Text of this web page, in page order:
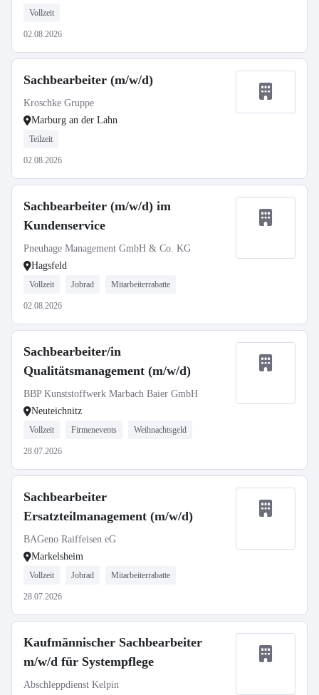
Vollzeit
02.08.2026
Sachbearbeiter (m/w/d)
Kroschke Gruppe
Marburg an der Lahn
Teilzeit
02.08.2026
Sachbearbeiter (m/w/d) im
Kundenservice
Pneuhage Management GmbH & Co. KG
Hagsfeld
Vollzeit Jobrad Mitarbeiterrabatte
02.08.2026
Sachbearbeiter/in
Qualitätsmanagement (m/w/d)
BBP Kunststoffwerk Marbach Baier GmbH
Neuteichnitz
Vollzeit Firmenevents Weihnachtsgeld
28.07.2026
Sachbearbeiter
Ersatzteilmanagement (m/w/d)
BAGeno Raiffeisen eG
Markelsheim
Vollzeit Jobrad Mitarbeiterrabatte
28.07.2026
Kaufmännischer Sachbearbeiter
m/w/d für Systempflege
Abschleppdienst Kelpin